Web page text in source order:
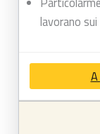
lavorano